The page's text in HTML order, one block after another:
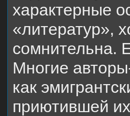
характерные
«литератур»,
сомнительна.
Многие
как
приютившей